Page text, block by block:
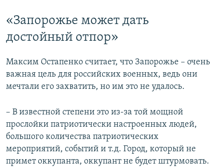
«Запорожье может дать
достойный отпор»
Максим Остапенко считает, что Запорожье – очень
важная цель для российских военных, ведь они
мечтали его захватить, но им это не удалось.
– В известной степени это из-за той мощной
прослойки патриотически настроенных людей,
большого количества патриотических
мероприятий, событий и т.д. Город, который не
примет оккупанта, оккупант не будет штурмовать.